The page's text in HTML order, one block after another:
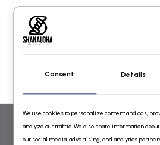
WOLLEN VESTEN VOOR DAMES EN
Consent Details
We use cookies to personalize content and ads,
analyze our traffic. We also share information
our social media, advertising, and analytics